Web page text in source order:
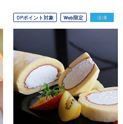
OPポイント対象 Web限定 冷凍